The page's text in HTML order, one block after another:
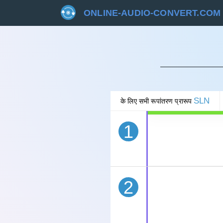
ONLINE-AUDIO-CONVERT.COM
के लिए सभी रूपांतरण प्रारूप SLN
1
रद्द
2